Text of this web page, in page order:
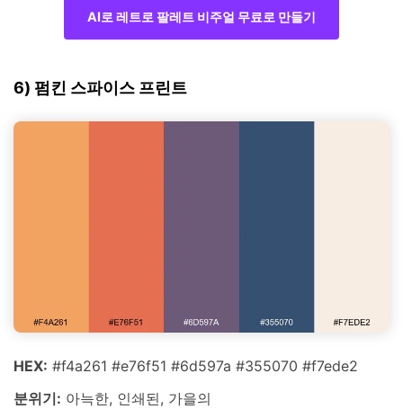
AI로 레트로 팔레트 비주얼 무료로 만들기
6) 펌킨 스파이스 프린트
HEX: #f4a261 #e76f51 #6d597a #355070 #f7ede2
분위기: 아늑한, 인쇄된, 가을의